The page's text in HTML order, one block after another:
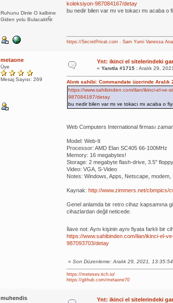
Ruhunu Dinle O kalbine
Giden yolu BulacaktÑr
koleksiyon-987084167/detay
bu nedir bilen var mı ve tokacı mı acaba o
https://SecretPrivat.com - Sam Yumi Vanessa
metaone
Üye
Mesaj Sayısı: 269
Ynt: ikinci el sitelerindeki
« Yanıtla #1715 :Aralık 29,
Alıntı sahibi: Commandate üzerinde Aralık
https://www.sahibinden.com/ilan/ikinci-el-ve-
987084167/detay
bu nedir bilen var mı ve tokacı mı acaba o
Web Computers International firması
Model: Web-It
Processor: AMD Elan SC405 66-100MHz
Memory: 16 megabytes!
Storage: 2 megabyte flash-drive, 3.5" floppy
Video: VGA, S-Video
Notes: Windows, Apps, Netscape, modem,
Kaynak: http://www.zimmers.net/cbmpics/
Genel anlamda bir retro cihaz kapsamına
cihazlardan değil neticede.
İlave not: Aynı kişinin aynı fiyata farklı bir
https://www.sahibinden.com/ilan/ikinci-el-
987093703/detay
« Son Düzenleme: Aralık 29, 2021,
https://metesev.itch.io/
https://github.com/metaone70
muhendis Ynt: ikinci el sitelerindeki